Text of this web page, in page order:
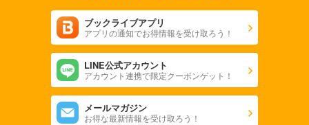
ブックライブアプリ
アプリの通知でお得情報を受け取ろう！
LINE公式アカウント
アカウント連携で限定クーポンゲット！
メールマガジン
お得な最新情報を受け取ろう！